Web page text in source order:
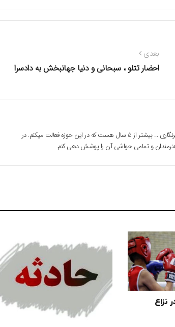
بعدی
بعدی:
احضار تتلو ، سبحانی و دنیا جهانبخش به دادسرا
بابک جوادی هستم . 28 ساله دانشجوی رشته خبرنگاری ... بیشتر از 5 سال هست که در این حوزه فعالت میکنم. در
هنرمندان و تمامی حواشی آن را پوشش دهی کنم.
نزاع